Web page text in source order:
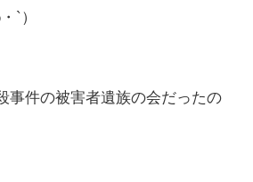
`）
事件の被害者遺族の会だったの